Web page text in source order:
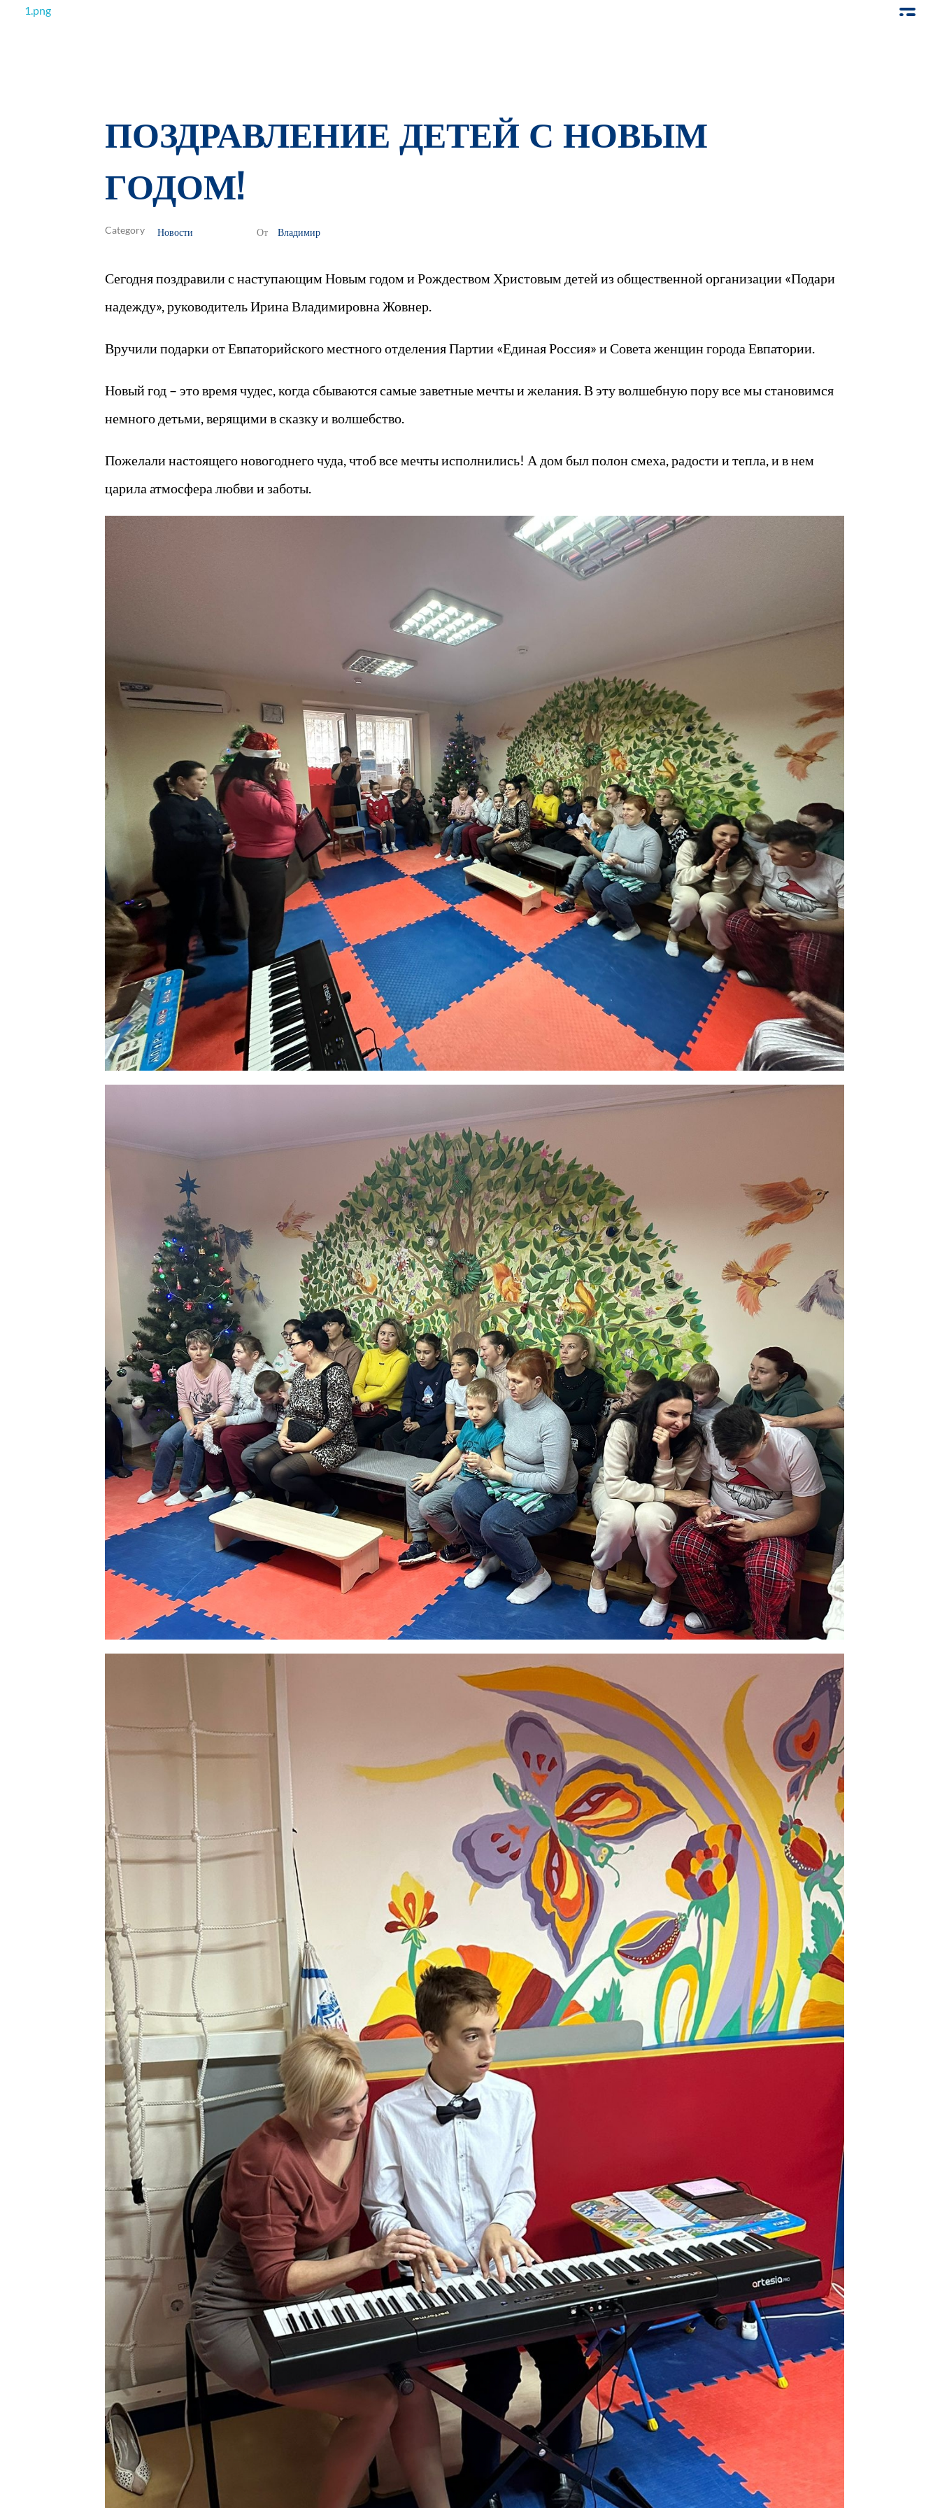
ПОЗДРАВЛЕНИЕ ДЕТЕЙ С НОВЫМ
ГОДОМ!
От Владимир
Новости
Сегодня поздравили с наступающим Новым годом и Рождеством Христовым детей из общественной организации «Подари
надежду», руководитель Ирина Владимировна Жовнер.
Вручили подарки от Евпаторийского местного отделения Партии «Единая Россия» и Совета женщин города Евпатории.
Новый год – это время чудес, когда сбываются самые заветные мечты и желания. В эту волшебную пору все мы становимся
немного детьми, верящими в сказку и волшебство.
Пожелали настоящего новогоднего чуда, чтоб все мечты исполнились! А дом был полон смеха, радости и тепла, и в нем
царила атмосфера любви и заботы.